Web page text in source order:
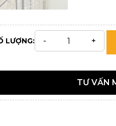
LƯỢNG:
TƯ VẤN